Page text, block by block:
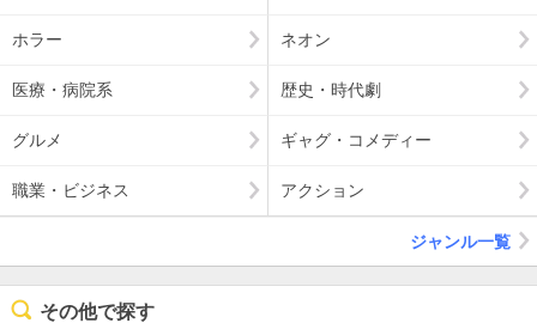
ホラー ネオン
医療・病院系 歴史・時代劇
グルメ ギャグ・コメディー
職業・ビジネス アクション
ジャンル一覧
その他で探す